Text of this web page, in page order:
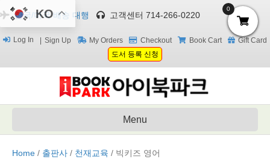
한국/미국 배송 대행 고객센터 714-266-0220
Log In Sign Up My Orders Checkout Book Cart
Gift Card
도서 등록 신청
Menu
Home / 출판사 / 천재교육 / 빅키즈 영어
KO 0